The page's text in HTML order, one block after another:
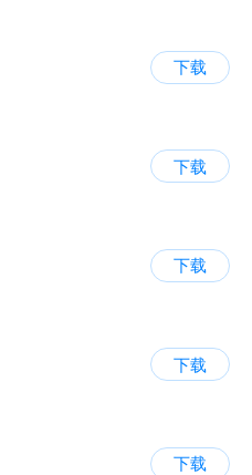
下载
下载
下载
下载
下载